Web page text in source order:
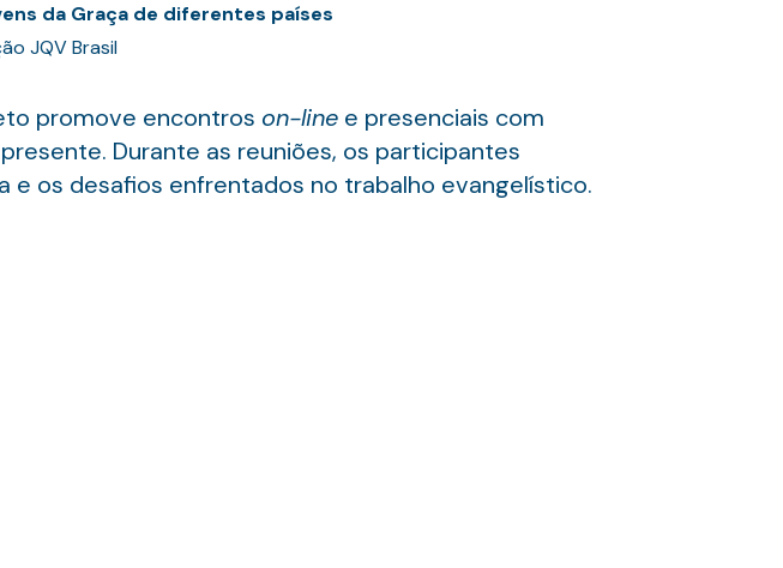
da Graça de diferentes países
JQV Brasil
promove encontros on-linee presenciais com
Durante as reuniões, os participantes
os desafios enfrentados no trabalho evangelístico.